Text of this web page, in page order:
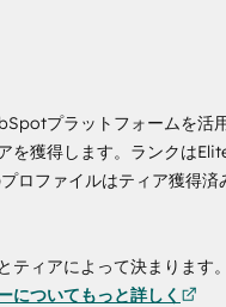
プラットフォームを活
を獲得します。ランクは
ロファイルはティア獲得済
ィアによって決まります。
についてもっと詳しく